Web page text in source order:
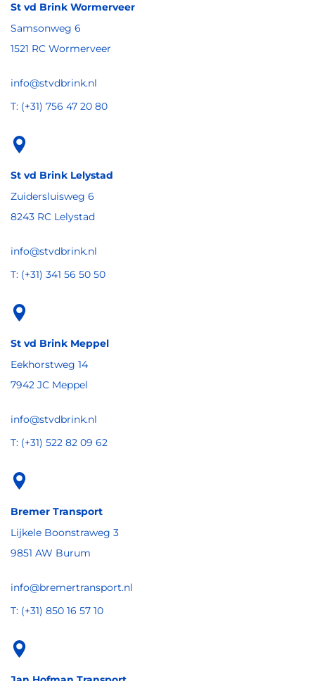
St vd Brink Wormerveer
Samsonweg 6
1521 RC Wormerveer
info@stvdbrink.nl
T: (+31) 756 47 20 80
St vd Brink Lelystad
Zuidersluisweg 6
8243 RC Lelystad
info@stvdbrink.nl
T: (+31) 341 56 50 50
St vd Brink Meppel
Eekhorstweg 14
7942 JC Meppel
info@stvdbrink.nl
T: (+31) 522 82 09 62
Bremer Transport
Lijkele Boonstraweg 3
9851 AW Burum
info@bremertransport.nl
T: (+31) 850 16 57 10